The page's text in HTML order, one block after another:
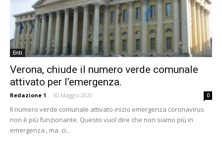
Enti
Verona, chiude il numero verde comunale
attivato per l’emergenza.
Redazione 1 - 30 Maggio 2020 0
Il numero verde comunale attivato inizio emergenza coronavirus
non è più funzionante. Questo vuol dire che non siamo più in
emergenza , ma ci...